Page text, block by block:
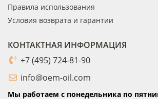
Правила использования
Условия возврата и гарантии
КОНТАКТНАЯ ИНФОРМАЦИЯ
+7 (495) 724-81-90
info@oem-oil.com
Мы работаем с понедельника по